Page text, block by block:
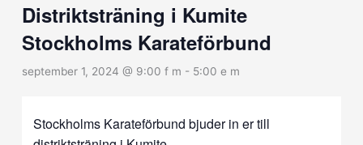
Distriktsträning i Kumite
Stockholms Karateförbund
september 1, 2024 @ 9:00 f m - 5:00 e m
Stockholms Karateförbund bjuder in er till